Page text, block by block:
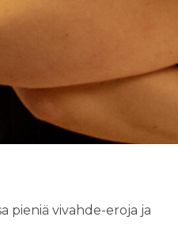
pieniä vivahde-eroja ja